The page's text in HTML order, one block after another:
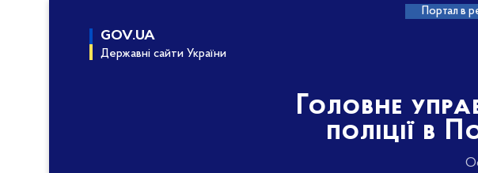
Портал в
GOV.UA
Державні сайти України
Головне
поліції в